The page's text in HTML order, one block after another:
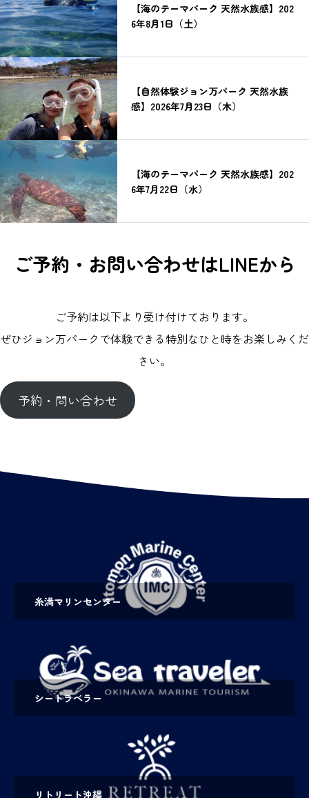
【海のテーマパーク 天然水族感】202
6年8月1日（土）
【自然体験ジョン万パーク 天然水族
感】2026年7月23日（木）
【海のテーマパーク 天然水族感】202
6年7月22日（水）
ご予約・お問い合わせはLINEから
ご予約は以下より受け付けております。
ぜひジョン万パークで体験できる特別なひと時をお楽しみくだ
さい。
予約・問い合わせ
糸満マリンセンター
シートラベラー
リトリート沖縄